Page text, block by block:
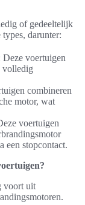
of gedeeltelijk
darunter:
Deze voertuigen
volledig
combineren
motor, wat
voertuigen
een stopcontact.
voort uit